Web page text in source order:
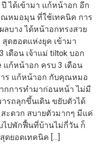
ได้เข้ามา แก้หน้าอก อีก
คุณหมอมุน ที่ใช้เทคนิค การ
ลบาง ได้หน้าอกทรงสวย
ดฮอตแห่งยุค เข้ามา
เดือน เจ้าแม่ tiltok บอก
แก้หน้าอก ครบ 3 เดือน
าร แก้หน้าอก กับคุณหมอ
กการทำมาก่อนหน้า ไม่มี
รถลุกขึ้นเดิน ขยับตัวได้
ะดวก สบายตัวมากๆ มีแค่
ไปพักฟื้นที่บ้านไม่กี่วัน ก็
ยอดเทคนิค […]